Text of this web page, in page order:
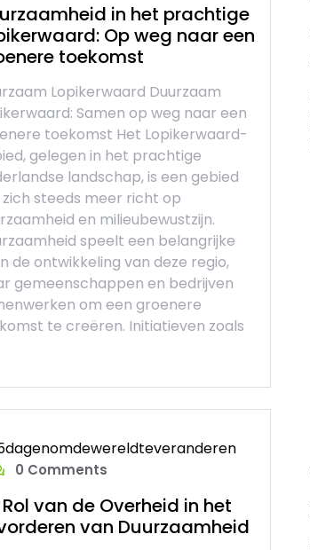
in het prachtige
Op weg naar een
toekomst
Lopikerwaard Duurzaam
Samen op weg naar een
toekomst Het Lopikerwaard-
gelegen in het prachtige
landschap, is een gebied
steeds meer richt op
en milieubewustzijn.
speelt een belangrijke
de ontwikkeling van deze regio,
gemeenschappen en bedrijven
om een groenere
te creëren. Initiatieven zoals
0 Comments
Rol van de Overheid in het
van Duurzaamheid